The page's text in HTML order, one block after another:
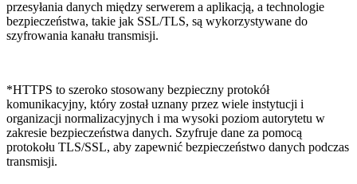
przesyłania danych między serwerem a aplikacją, a technologie
bezpieczeństwa, takie jak SSL/TLS, są wykorzystywane do
szyfrowania kanału transmisji.
*HTTPS to szeroko stosowany bezpieczny protokół
komunikacyjny, który został uznany przez wiele instytucji i
organizacji normalizacyjnych i ma wysoki poziom autorytetu w
zakresie bezpieczeństwa danych. Szyfruje dane za pomocą
protokołu TLS/SSL, aby zapewnić bezpieczeństwo danych podczas
transmisji.